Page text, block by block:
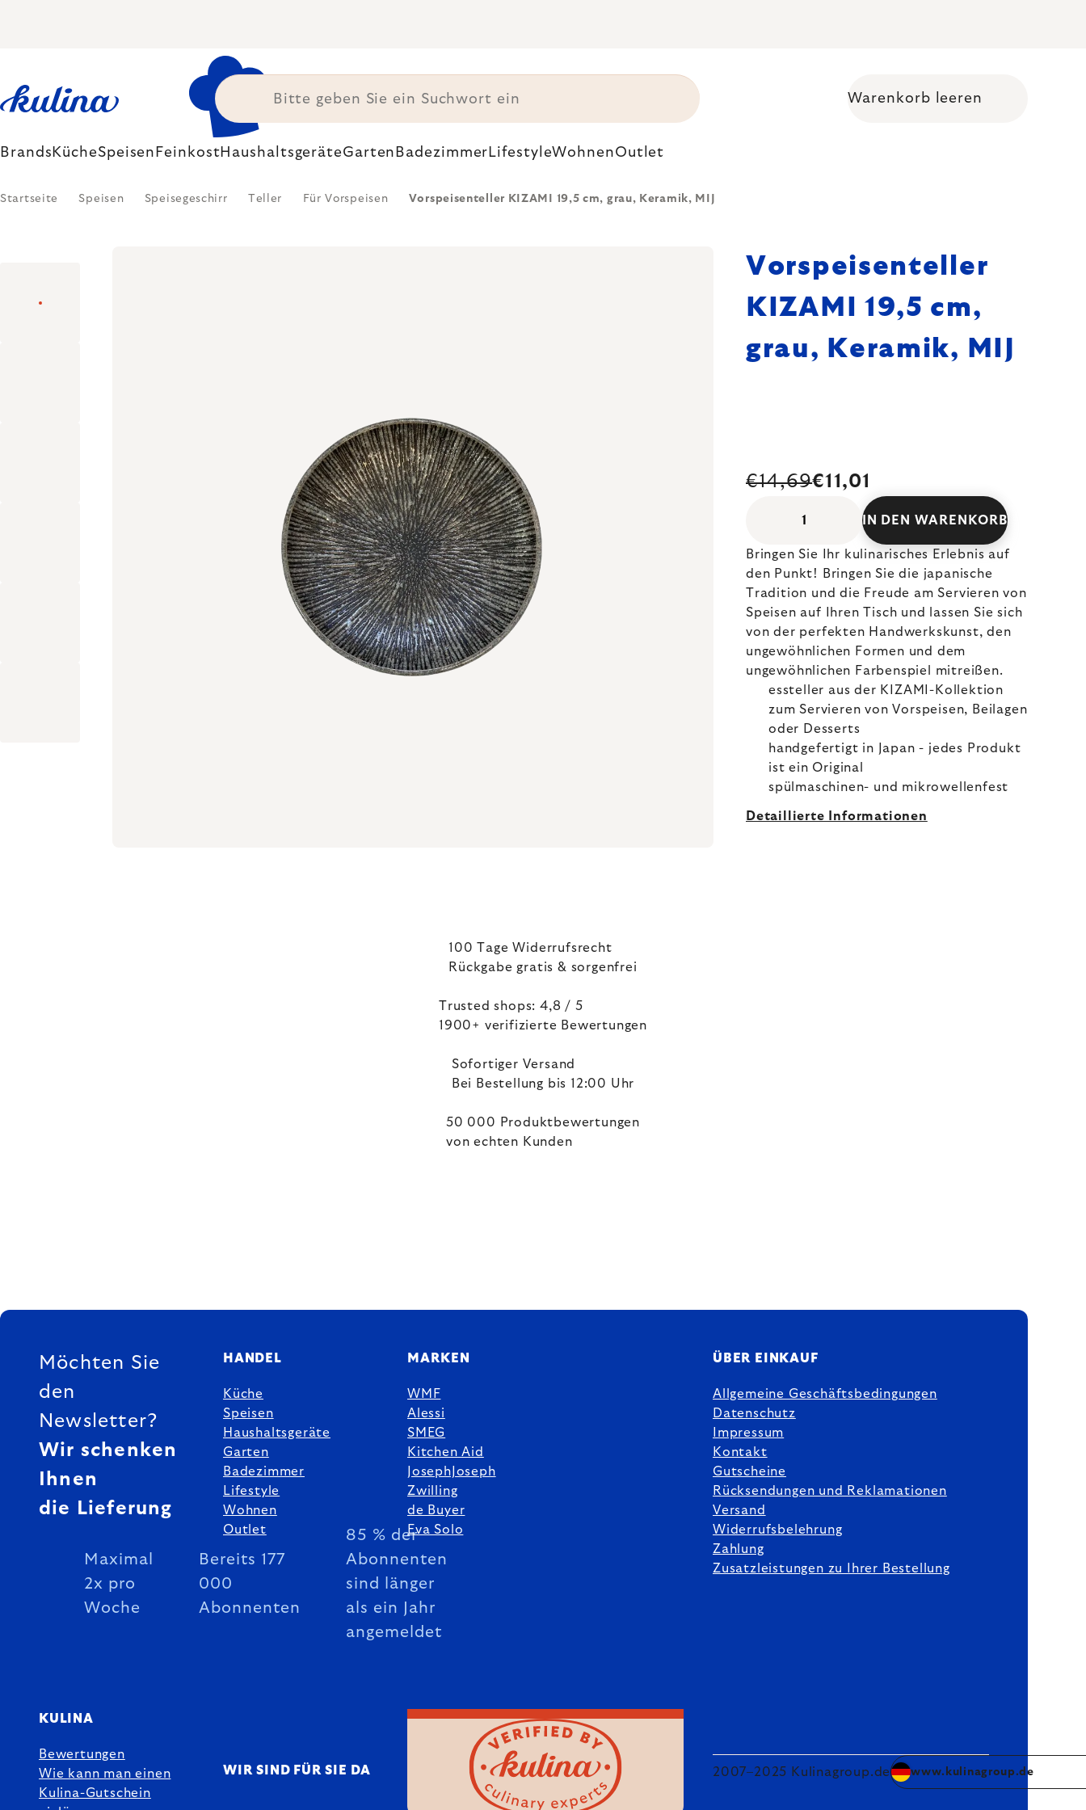
Warenkorb leeren
Brands KücheSpeisen FeinkostHaushaltsgeräteGarten Badezimmer LifestyleWohnenOutlet
Startseite Speisen Speisegeschirr Teller Für Vorspeisen Vorspeisenteller KIZAMI 19,5 cm, grau, Keramik, MIJ
Vorspeisenteller
KIZAMI 19,5 cm,
grau, Keramik, MIJ
€14,69€11,01
IN DEN WARENKORB
Bringen Sie Ihr kulinarisches Erlebnis auf
den Punkt! Bringen Sie die japanische
Tradition und die Freude am Servieren von
Speisen auf Ihren Tisch und lassen Sie sich
von der perfekten Handwerkskunst, den
ungewöhnlichen Formen und dem
ungewöhnlichen Farbenspiel mitreißen.
essteller aus der KIZAMI-Kollektion
zum Servieren von Vorspeisen, Beilagen
oder Desserts
handgefertigt in Japan - jedes Produkt
ist ein Original
spülmaschinen- und mikrowellenfest
Detaillierte Informationen
100 Tage Widerrufsrecht
Rückgabe gratis & sorgenfrei
Trusted shops: 4,8 / 5
1900+ verifizierte Bewertungen
Sofortiger Versand
Bei Bestellung bis 12:00 Uhr
50 000 Produktbewertungen
von echten Kunden
FUSSZEILE
Möchten Sie
den
Newsletter?
Wir schenken
Ihnen
die Lieferung
Maximal
2x pro
Woche
Bereits 177
000
Abonnenten
85 % der
Abonnenten
sind länger
als ein Jahr
angemeldet
HANDEL
Küche
Speisen
Haushaltsgeräte
Garten
Badezimmer
Lifestyle
Wohnen
Outlet
MARKEN
WMF
Alessi
SMEG
Kitchen Aid
JosephJoseph
Zwilling
de Buyer
Eva Solo
ÜBER EINKAUF
Allgemeine Geschäftsbedingungen
Datenschutz
Impressum
Kontakt
Gutscheine
Rücksendungen und Reklamationen
Versand
Widerrufsbelehrung
Zahlung
Zusatzleistungen zu Ihrer Bestellung
KULINA
Bewertungen
Wie kann man einen
Kulina-Gutschein
WIR SIND FÜR SIE DA 2007–2025 Kulinagroup.de www.kulinagroup.de